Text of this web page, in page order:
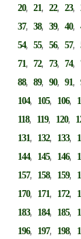
20,21,22,23,
37,38,39,40,
54,55,56,57,
71,72,73,74,
88,89,90,91,
104, 105, 106,
118, 119, 120,
131, 132, 133,
144, 145, 146,
157, 158, 159,
170, 171, 172,
183, 184, 185,
196, 197, 198,